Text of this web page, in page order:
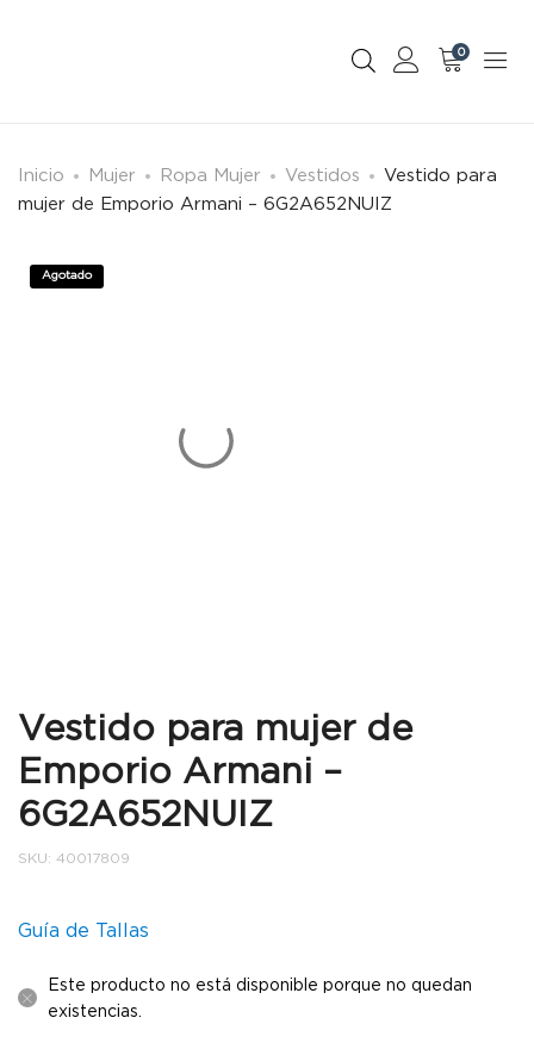
0
Inicio Mujer Ropa Mujer Vestidos
Vestido para
mujer de Emporio Armani – 6G2A652NUIZ
Agotado
Vestido para mujer de
Emporio Armani –
6G2A652NUIZ
SKU: 40017809
Guía de Tallas
Este producto no está disponible porque no quedan
existencias.